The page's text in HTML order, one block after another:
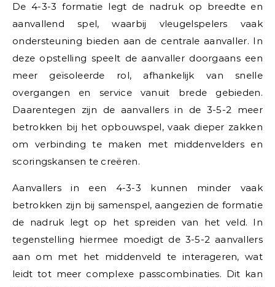
De 4-3-3 formatie legt de nadruk op breedte en
aanvallend spel, waarbij vleugelspelers vaak
ondersteuning bieden aan de centrale aanvaller. In
deze opstelling speelt de aanvaller doorgaans een
meer geïsoleerde rol, afhankelijk van snelle
overgangen en service vanuit brede gebieden.
Daarentegen zijn de aanvallers in de 3-5-2 meer
betrokken bij het opbouwspel, vaak dieper zakken
om verbinding te maken met middenvelders en
scoringskansen te creëren.
Aanvallers in een 4-3-3 kunnen minder vaak
betrokken zijn bij samenspel, aangezien de formatie
de nadruk legt op het spreiden van het veld. In
tegenstelling hiermee moedigt de 3-5-2 aanvallers
aan om met het middenveld te interageren, wat
leidt tot meer complexe passcombinaties. Dit kan